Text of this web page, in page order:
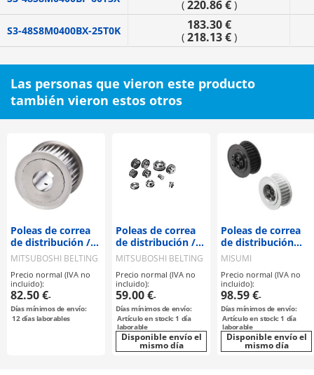
( 220.86 €)
S3-48S8M0400BX-25T0K 183.30 €
( 218.13 €)
Las personas que vieron este producto
también vieron estos otros
Poleas de correa
de distribución /
S8M / polea con
brida
seleccionable /
configurable /
acero / bruñido,
niquelado
químicamente /
MITSUBOSHI BELTING
Precio normal (IVA no
incluido):
82.50 €-
Días mínimos de envío:
12días laborables
Poleas de correa
de distribución /
S8M / polea con
brida
seleccionable /
configurable /
acero
MITSUBOSHI BELTING
Precio normal (IVA no
incluido):
59.00 €-
Días mínimos de envío:
Artículo en stock: 1 día
laborable
Disponible envío el
mismo día
Poleas de correa
de distribución
con Bujes sin
chaveta
(accesorios de
fijación) /
manguito
compacto / S8M /
polea con brida
deseleccionable /
aluminio, acero
MISUMI
Precio normal (IVA no
incluido):
98.59 €-
Días mínimos de envío:
Artículo en stock: 1 día
laborable
Disponible envío el
mismo día